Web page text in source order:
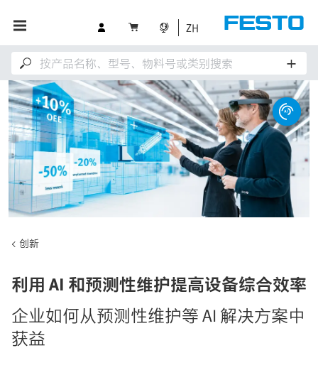
ZH
创新
利用 AI 和预测性维护提高设备综合效率
企业如何从预测性维护等 AI 解决方案中
获益